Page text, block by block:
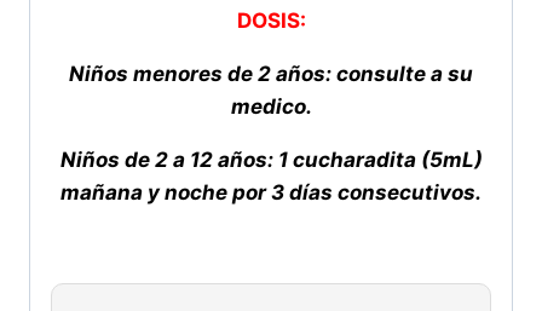
DOSIS:
Niños menores de 2 años: consulte a su
medico.
Niños de 2 a 12 años: 1 cucharadita (5mL)
mañana y noche por 3 días consecutivos.